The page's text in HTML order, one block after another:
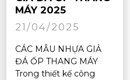
MÁY 2025
21/04/2025
CÁC MẪU NHỰA GIẢ
ĐÁ ỐP THANG MÁY
Trong thiết kế công